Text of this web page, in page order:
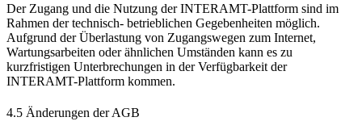
Der Zugang und die Nutzung der INTERAMT-Plattform sind im
Rahmen der technisch- betrieblichen Gegebenheiten möglich.
Aufgrund der Überlastung von Zugangswegen zum Internet,
Wartungsarbeiten oder ähnlichen Umständen kann es zu
kurzfristigen Unterbrechungen in der Verfügbarkeit der
INTERAMT-Plattform kommen.
4.5 Änderungen der AGB